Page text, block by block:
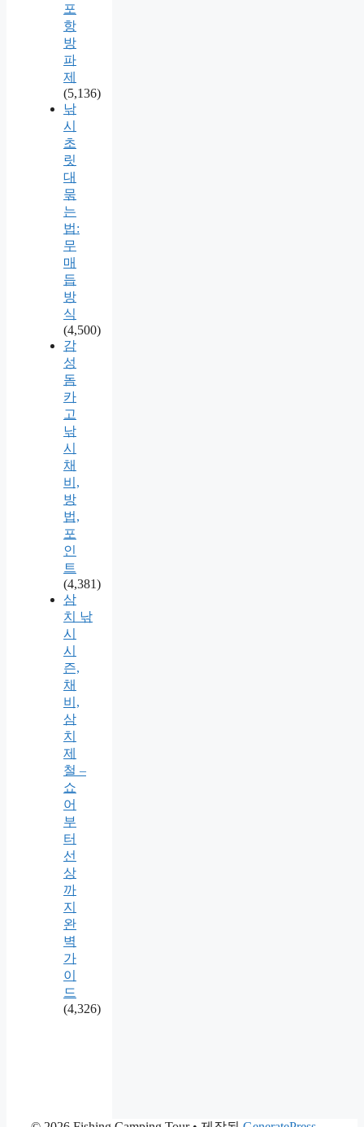
포
항
방
파
제
(5,136)
낚
시
초
릿
대
묶
는
법:
무
매
듭
방
식
(4,500)
감
성
돔
카
고
낚
시
채
비,
방
법,
포
인
트
(4,381)
삼
치 낚
시
시
즌,
채
비,
삼
치
제
철 –
쇼
어
부
터
선
상
까
지
완
벽
가
이
드
(4,326)